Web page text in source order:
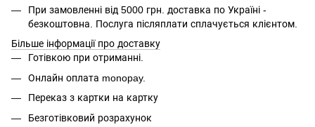
При замовленні від 5000 грн. доставка по Україні -
безкоштовна. Послуга післяплати сплачується клієнтом.
Більше інформації про доставку
Готівкою при отриманні.
Онлайн оплата monopay.
Переказ з картки на картку
Безготівковий розрахунок